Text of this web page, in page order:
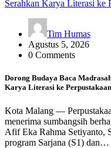
Tim Humas
Agustus 5, 2026
0 Comments
Dorong Budaya Baca
Karya Literasi ke Perpustakaan
Kota Malang —
menerima sumbangsih
Afif Eka Rahma Setiyanto,
program Sarjana (S1) dan…